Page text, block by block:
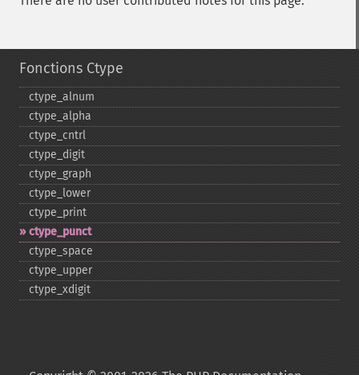
Fonctions Ctype
ctype_​alnum
ctype_​alpha
ctype_​cntrl
ctype_​digit
ctype_​graph
ctype_​lower
ctype_​print
ctype_​punct
ctype_​space
ctype_​upper
ctype_​xdigit